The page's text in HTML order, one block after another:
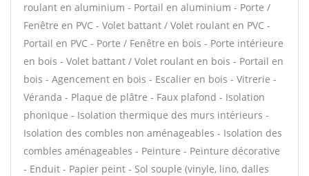
roulant en aluminium - Portail en aluminium - Porte /
Fenêtre en PVC - Volet battant / Volet roulant en PVC -
Portail en PVC - Porte / Fenêtre en bois - Porte intérieure
en bois - Volet battant / Volet roulant en bois - Portail en
bois - Agencement en bois - Escalier en bois - Vitrerie -
Véranda - Plaque de plâtre - Faux plafond - Isolation
phonique - Isolation thermique des murs intérieurs -
Isolation des combles non aménageables - Isolation des
combles aménageables - Peinture - Peinture décorative
- Enduit - Papier peint - Sol souple (vinyle, lino, dalles